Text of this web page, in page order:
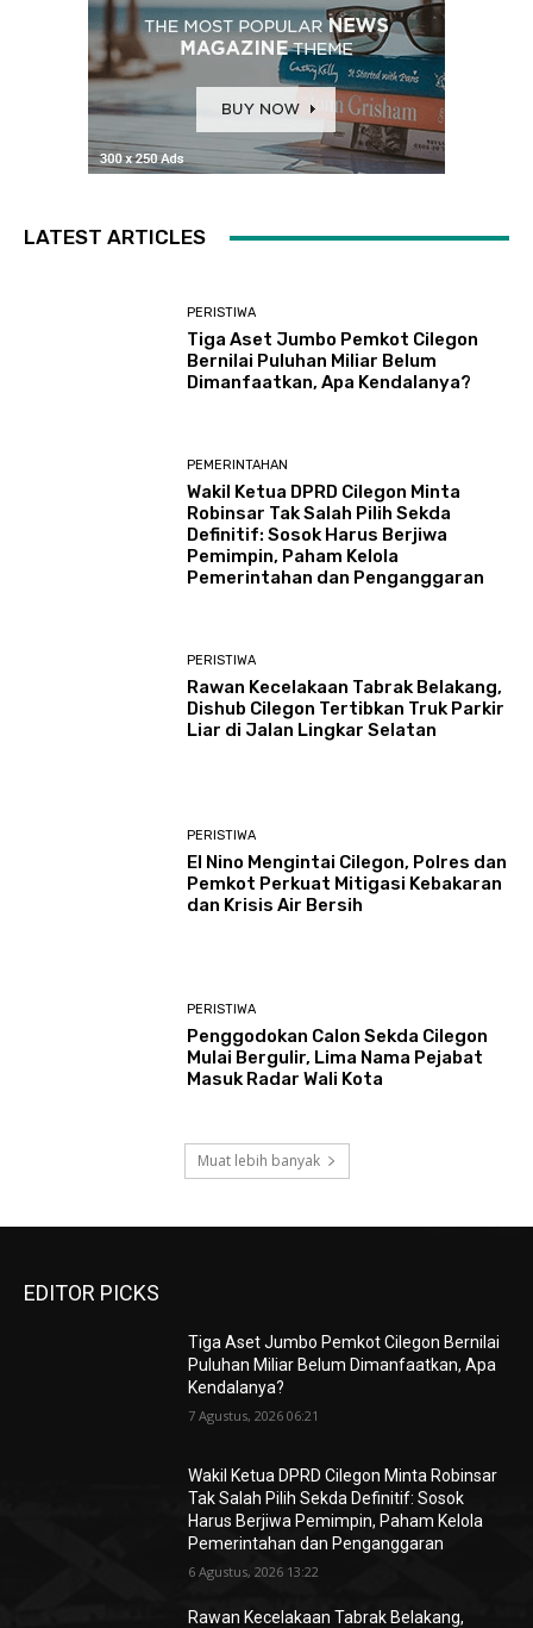
LATEST ARTICLES
PERISTIWA
Tiga Aset Jumbo Pemkot Cilegon
Bernilai Puluhan Miliar Belum
Dimanfaatkan, Apa Kendalanya?
PEMERINTAHAN
Wakil Ketua DPRD Cilegon Minta
Robinsar Tak Salah Pilih Sekda
Definitif: Sosok Harus Berjiwa
Pemimpin, Paham Kelola
Pemerintahan dan Penganggaran
PERISTIWA
Rawan Kecelakaan Tabrak Belakang,
Dishub Cilegon Tertibkan Truk Parkir
Liar di Jalan Lingkar Selatan
PERISTIWA
El Nino Mengintai Cilegon, Polres dan
Pemkot Perkuat Mitigasi Kebakaran
dan Krisis Air Bersih
PERISTIWA
Penggodokan Calon Sekda Cilegon
Mulai Bergulir, Lima Nama Pejabat
Masuk Radar Wali Kota
Muat lebih banyak
EDITOR PICKS
Tiga Aset Jumbo Pemkot Cilegon Bernilai
Puluhan Miliar Belum Dimanfaatkan, Apa
Kendalanya?
7 Agustus, 2026 06:21
Wakil Ketua DPRD Cilegon Minta Robinsar
Tak Salah Pilih Sekda Definitif: Sosok
Harus Berjiwa Pemimpin, Paham Kelola
Pemerintahan dan Penganggaran
6 Agustus, 2026 13:22
Rawan Kecelakaan Tabrak Belakang,